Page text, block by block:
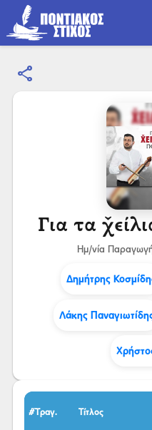
share
Για τα
Ημ/νία
Δημήτρης
Λάκης
#Τραγ. Τίτλος